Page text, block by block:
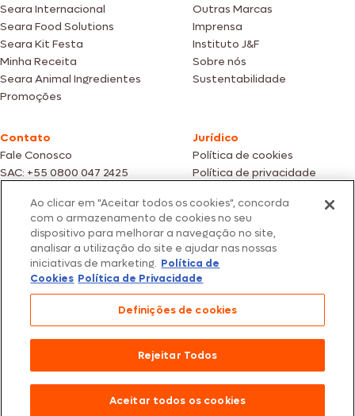
Seara Internacional
Seara Food Solutions
Seara Kit Festa
Minha Receita
Seara Animal Ingredientes
Promoções
Outras Marcas
Imprensa
Instituto J&F
Sobre nós
Sustentabilidade
Contato
Fale Conosco
SAC: +55 0800 047 2425
Jurídico
Política de cookies
Política de privacidade
Fotos meramente ilustrativas | Ofertas válidas enquanto durarem os
estoques dos nossos parceiros | Vendas sujeitas a análise e confirmação
de dados.
Os preços, promoções e condições de pagamento são válidos
exclusivamente para compras efetuadas em nossos parceiros.
Todos os produtos estão sujeitos a disponibilidade de estoque.
São Paulo/SP – CEP 05.118-100
© 2026 Seara. Todos os direitos reservados
Ao clicar em "Aceitar todos os cookies", concorda
com o armazenamento de cookies no seu
dispositivo para melhorar a navegação no site,
analisar a utilização do site e ajudar nas nossas
iniciativas de marketing. Política de
Cookies Política de Privacidade
Definições de cookies
Rejeitar Todos
Aceitar todos os cookies